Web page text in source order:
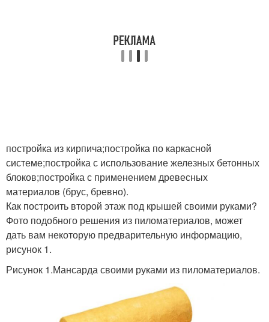
постройка из кирпича;постройка по каркасной
системе;постройка с использование железных бетонных
блоков;постройка с применением древесных
материалов (брус, бревно).
Как построить второй этаж под крышей своими руками?
Фото подобного решения из пиломатериалов, может
дать вам некоторую предварительную информацию,
рисунок 1.
Рисунок 1.Мансарда своими руками из пиломатериалов.